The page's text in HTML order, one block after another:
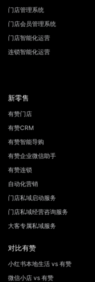
门店管理系统
门店会员管理系统
门店智能化运营
连锁智能化运营
新零售
有赞门店
有赞CRM
有赞智能导购
有赞企业微信助手
有赞连锁
自动化营销
门店私域启动服务
门店私域经营咨询服务
大客专属私域服务
对比有赞
小红书本地生活 vs 有赞
微信小店 vs 有赞